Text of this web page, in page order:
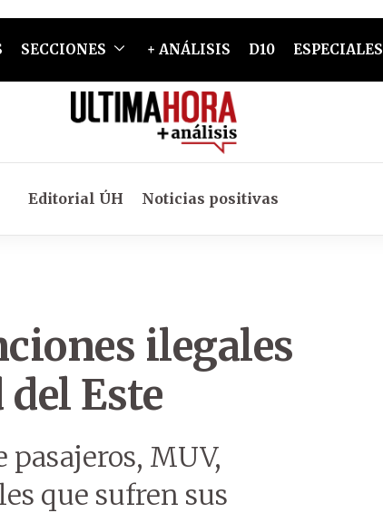
SECCIONES + ANÁLISIS D10 ESPECIALES
Editorial ÚH Noticias positivas
ilegales
Este
MUV,
que sufren sus